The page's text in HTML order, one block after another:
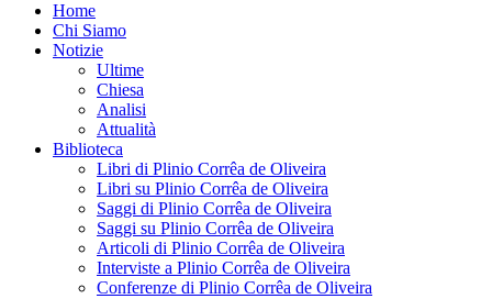
Home
Chi Siamo
Notizie
Ultime
Chiesa
Analisi
Attualità
Biblioteca
Libri di Plinio Corrêa de Oliveira
Libri su Plinio Corrêa de Oliveira
Saggi di Plinio Corrêa de Oliveira
Saggi su Plinio Corrêa de Oliveira
Articoli di Plinio Corrêa de Oliveira
Interviste a Plinio Corrêa de Oliveira
Conferenze di Plinio Corrêa de Oliveira